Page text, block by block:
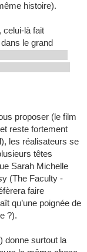
histoire).
celui-là fait
le grand
proposer (le film
reste fortement
les réalisateurs se
têtes
Sarah Michelle
(The Faculty -
faire
qu’une poignée de
?).
donne surtout la